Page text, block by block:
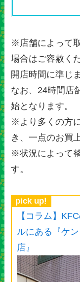
※店舗によって
場合はご容赦く
開店時間に準じ
なお、24時間店
始となります。
※より多くの方
き、一点のお買
※状況によって
す。
pick up!
【コラム】
ルにある『ケ
店』